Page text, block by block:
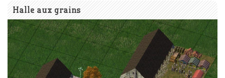
Halle aux grains